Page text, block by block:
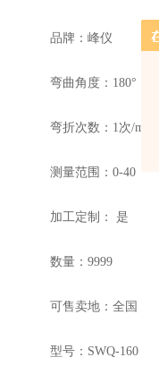
品牌：峰仪
弯曲角度：180°
弯折次数：1次/min
测量范围：0-40
加工定制： 是
数量：9999
可售卖地：全国
型号：SWQ-160